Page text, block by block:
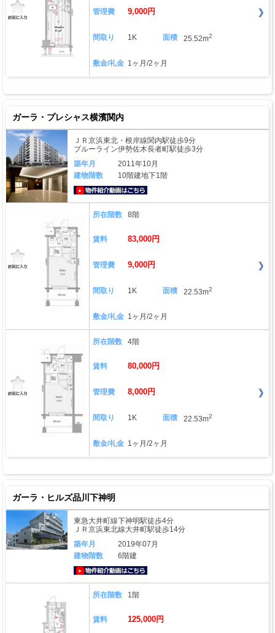
管理費 9,000円
間取り 1K 面積 25.52m2
敷金/礼金 1ヶ月/2ヶ月
ガーラ・プレシャス横濱関内
ＪＲ京浜東北・根岸線関内駅徒歩9分
ブルーライン伊勢佐木長者町駅徒歩3分
築年月
2011年10月
建物階数
10階建地下1階
所在階数 8階
賃料 83,000円
管理費 9,000円
間取り 1K 面積 22.53m2
敷金/礼金 1ヶ月/2ヶ月
所在階数 4階
賃料 80,000円
管理費 8,000円
間取り 1K 面積 22.53m2
敷金/礼金 1ヶ月/2ヶ月
ガーラ・ヒルズ品川下神明
東急大井町線下神明駅徒歩4分
ＪＲ京浜東北線大井町駅徒歩14分
築年月
2019年07月
建物階数
6階建
所在階数 1階
賃料 125,000円